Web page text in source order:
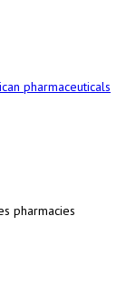
pharmaceuticals
pharmacies